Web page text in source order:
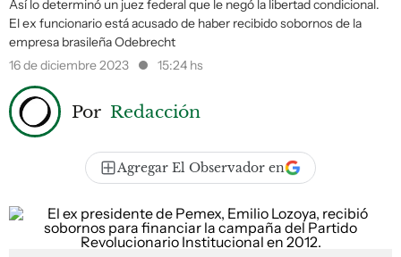
Así lo determinó un juez federal que le negó la libertad condicional.
El ex funcionario está acusado de haber recibido sobornos de la
empresa brasileña Odebrecht
16 de diciembre 2023
15:24 hs
Por Redacción
Agregar El Observador en